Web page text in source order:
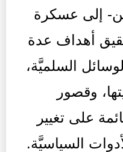
إلى عسكرة
أهداف عدة
السلميَّة،
وقصور
على تغيير
السياسيَّة.